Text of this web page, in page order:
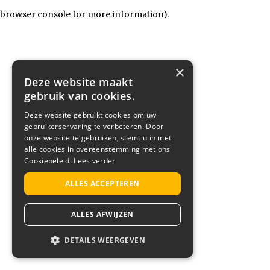
browser console for more information).
×
Deze website maakt
gebruik van cookies.
Deze website gebruikt cookies om uw
gebruikerservaring te verbeteren. Door
onze website te gebruiken, stemt u in met
alle cookies in overeenstemming met ons
Cookiebeleid. Lees verder
ALLES ACCEPTEREN
ALLES AFWIJZEN
DETAILS WEERGEVEN
STRIKT NOODZAKELIJK